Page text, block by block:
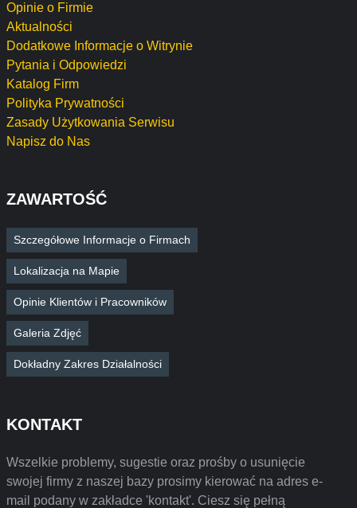
Opinie o Firmie
Aktualności
Dodatkowe Informacje o Witrynie
Pytania i Odpowiedzi
Katalog Firm
Polityka Prywatności
Zasady Użytkowania Serwisu
Napisz do Nas
ZAWARTOŚĆ
Szczegółowe Informacje o Firmach
Lokalizacja na Mapie
Opinie Klientów i Pracowników
Galeria Zdjęć
Dokładny Zakres Działalności
KONTAKT
Wszelkie problemy, sugestie oraz prośby o usunięcie
swojej firmy z naszej bazy prosimy kierować na adres e-
mail podany w zakładce 'kontakt'. Ciesz się pełną